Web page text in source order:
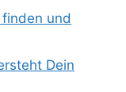
und
Dein